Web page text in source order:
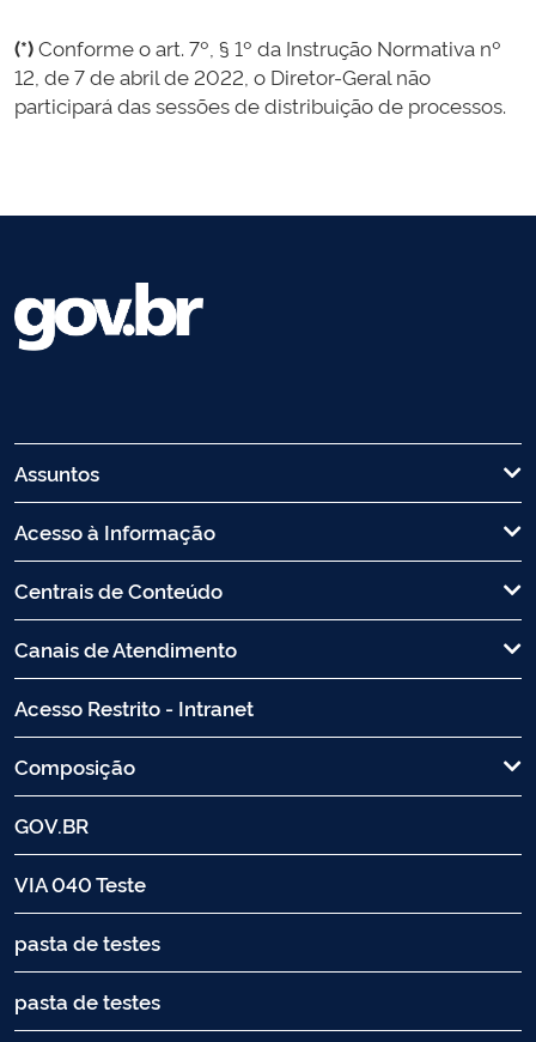
(*)Conforme o art. 7º, § 1º da Instrução Normativa nº
12, de 7 de abril de 2022, o Diretor-Geral não
participará das sessões de distribuição de processos.
Assuntos
Acesso à Informação
Centrais de Conteúdo
Canais de Atendimento
Acesso Restrito - Intranet
Composição
GOV.BR
VIA 040 Teste
pasta de testes
pasta de testes